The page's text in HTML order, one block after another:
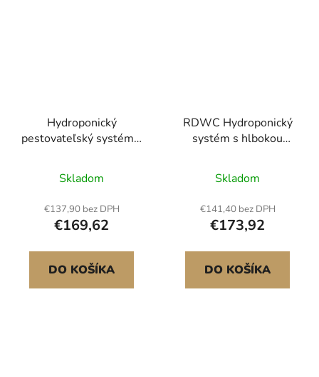
Hydroponický
pestovateľský systém s
podov Hydroponická
vežová záhrada
Skladom
€137,90 bez DPH
€169,62
DO KOŠÍKA
RDWC Hydroponický
systém s hlbokou
5 gal
Skladom
€141,40 bez DPH
€173,92
DO KOŠÍKA